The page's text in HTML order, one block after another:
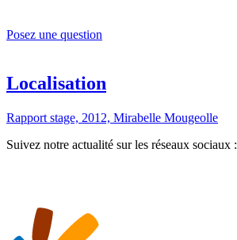
Posez une question
Localisation
Rapport stage, 2012, Mirabelle Mougeolle
Suivez notre actualité sur les réseaux sociaux :